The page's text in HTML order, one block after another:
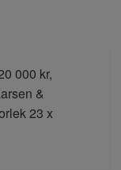
000 kr,
&
23 x